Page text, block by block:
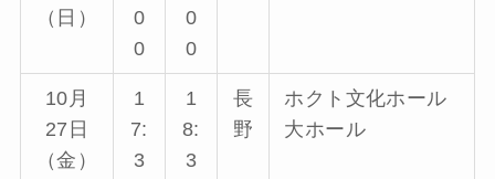
（日）
0
0
0
0
10月
27日
（金）
1
7:
3
1
8:
3
長
野
ホクト文化ホール
大ホール